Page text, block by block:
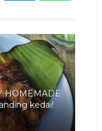
HOMEMADE
kedai!